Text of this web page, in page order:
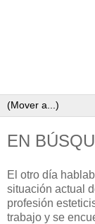
EN
El otro día
situación actual
profesión
trabajo y se